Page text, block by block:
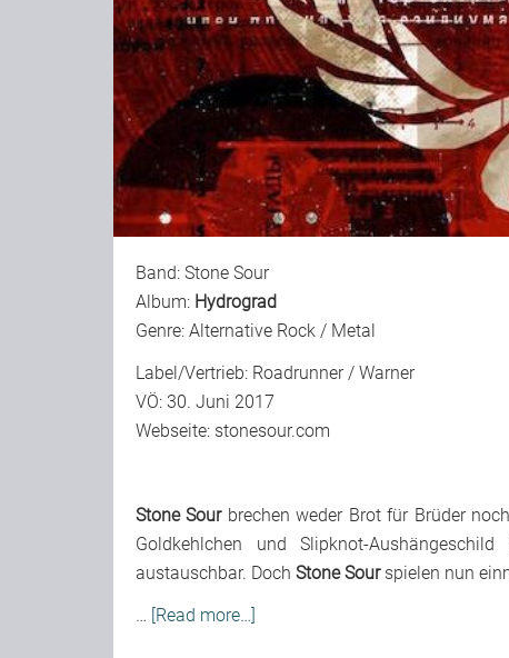
Band: Stone Sour
Album: Hydrograd
Genre: Alternative Rock / Metal
Label/Vertrieb: Roadrunner / Warner
VÖ: 30. Juni 2017
Webseite: stonesour.com
Stone Sourbrechen weder Brot für Brüder
Goldkehlchen und Slipknot-
austauschbar. Doch Stone Sourspielen nun
… [Read more…]